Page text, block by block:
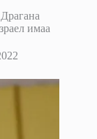
имаа